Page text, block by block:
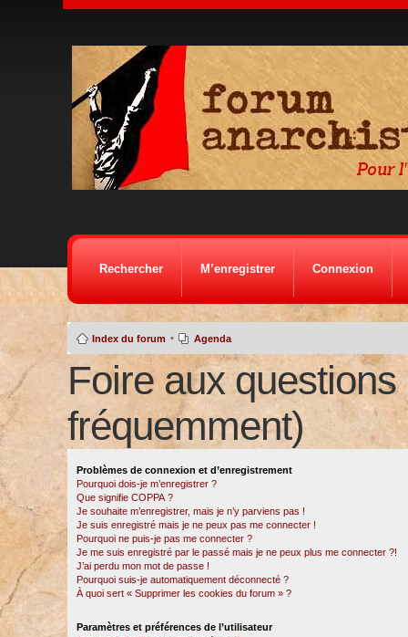
Rechercher M’enregistrer Connexion
Index du forum • Agenda
Foire aux
fréquemment)
Problèmes de connexion et d’enregistrement
Pourquoi dois-je m’enregistrer ?
Que signifie COPPA ?
Je souhaite m’enregistrer, mais je n’y parviens pas !
Je suis enregistré mais je ne peux pas me connecter !
Pourquoi ne puis-je pas me connecter ?
Je me suis enregistré par le passé mais je ne peux plus me connecter ?!
J’ai perdu mon mot de passe !
Pourquoi suis-je automatiquement déconnecté ?
À quoi sert « Supprimer les cookies du forum » ?
Paramètres et préférences de l’utilisateur